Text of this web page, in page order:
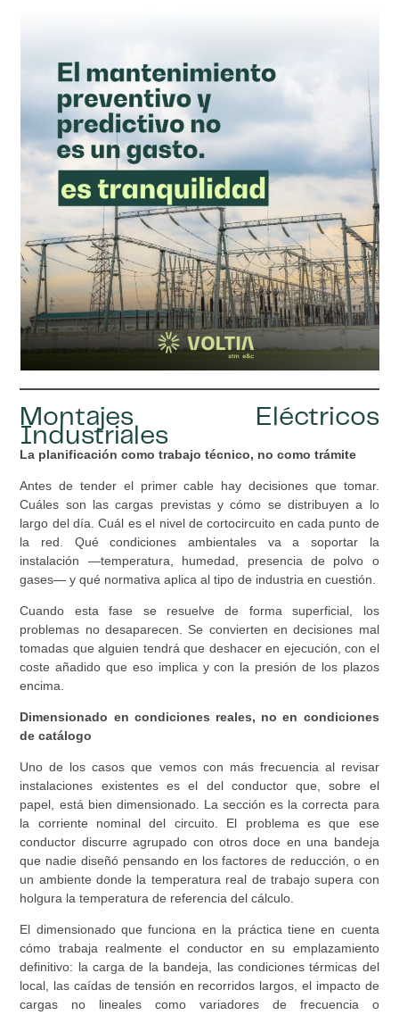
Montajes Eléctricos
Industriales
La planificación como trabajo técnico, no como trámite
Antes de tender el primer cable hay decisiones que tomar.
Cuáles son las cargas previstas y cómo se distribuyen a lo
largo del día. Cuál es el nivel de cortocircuito en cada punto de
la red. Qué condiciones ambientales va a soportar la
instalación —temperatura, humedad, presencia de polvo o
gases— y qué normativa aplica al tipo de industria en cuestión.
Cuando esta fase se resuelve de forma superficial, los
problemas no desaparecen. Se convierten en decisiones mal
tomadas que alguien tendrá que deshacer en ejecución, con el
coste añadido que eso implica y con la presión de los plazos
encima.
Dimensionado en condiciones reales, no en condiciones
de catálogo
Uno de los casos que vemos con más frecuencia al revisar
instalaciones existentes es el del conductor que, sobre el
papel, está bien dimensionado. La sección es la correcta para
la corriente nominal del circuito. El problema es que ese
conductor discurre agrupado con otros doce en una bandeja
que nadie diseñó pensando en los factores de reducción, o en
un ambiente donde la temperatura real de trabajo supera con
holgura la temperatura de referencia del cálculo.
El dimensionado que funciona en la práctica tiene en cuenta
cómo trabaja realmente el conductor en su emplazamiento
definitivo: la carga de la bandeja, las condiciones térmicas del
local, las caídas de tensión en recorridos largos, el impacto de
cargas no lineales como variadores de frecuencia o